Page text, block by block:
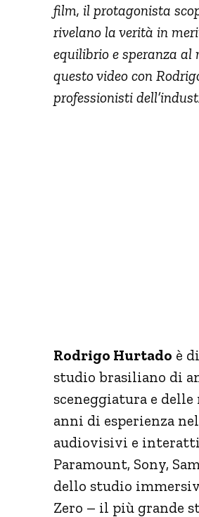
film, il protagonista
rivelano la verità in
equilibrio e speranza al
questo video con
professionisti
Rodrigo Hurtado è
studio brasiliano di
sceneggiatura e
anni di esperienza
audiovisivi e
Paramount, Sony,
dello studio
Zero – il più grande